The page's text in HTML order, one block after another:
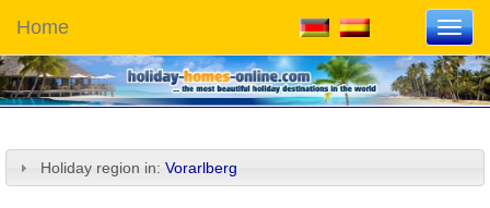
Home
Holiday region in: Vorarlberg